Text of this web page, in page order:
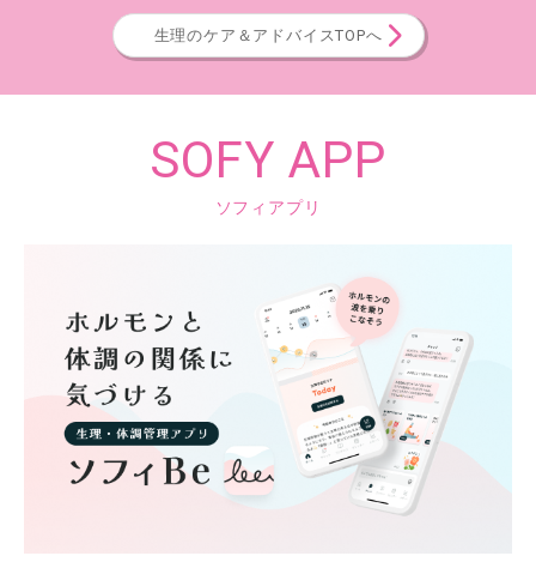
生理のケア＆アドバイスTOPへ
SOFY APP
ソフィアプリ